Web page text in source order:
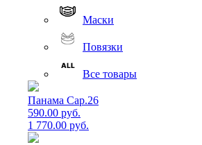
Маски
Повязки
Все товары
Панама Cap.26
590.00 руб.
1 770.00 руб.